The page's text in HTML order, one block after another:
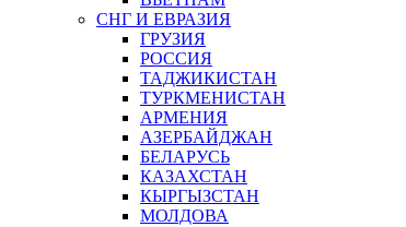
СНГ И ЕВРАЗИЯ
ГРУЗИЯ
РОССИЯ
ТАДЖИКИСТАН
ТУРКМЕНИСТАН
АРМЕНИЯ
АЗЕРБАЙДЖАН
БЕЛАРУСЬ
КАЗАХСТАН
КЫРГЫЗСТАН
МОЛДОВА